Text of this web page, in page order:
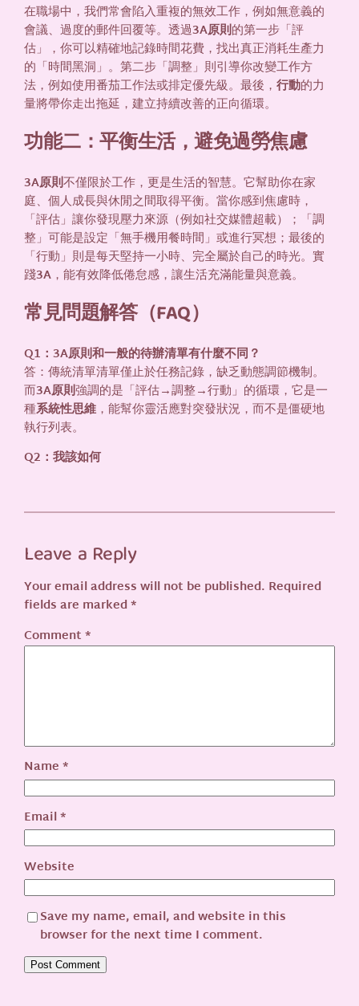
在職場中，我們常會陷入重複的無效工作，例如無意義的
會議、過度的郵件回覆等。透過3A原則的第一步「評
估」，你可以精確地記錄時間花費，找出真正消耗生產力
的「時間黑洞」。第二步「調整」則引導你改變工作方
法，例如使用番茄工作法或排定優先級。最後，行動的力
量將帶你走出拖延，建立持續改善的正向循環。
功能二：平衡生活，避免過勞焦慮
3A原則不僅限於工作，更是生活的智慧。它幫助你在家
庭、個人成長與休閒之間取得平衡。當你感到焦慮時，
「評估」讓你發現壓力來源（例如社交媒體超載）；「調
整」可能是設定「無手機用餐時間」或進行冥想；最後的
「行動」則是每天堅持一小時、完全屬於自己的時光。實
踐3A ，能有效降低倦怠感，讓生活充滿能量與意義。
常見問題解答（FAQ）
Q1：3A原則和一般的待辦清單有什麼不同？
答：傳統清單清單僅止於任務記錄，缺乏動態調節機制。
而3A原則強調的是「評估→調整→行動」的循環，它是一
種系統性思維 ，能幫你靈活應對突發狀況，而不是僵硬地
執行列表。
Q2：我該如何
Leave a Reply
Your email address will not be published. Required
fields are marked*
Comment*
Name*
Email*
Website
Save my name, email, and website in this
browser for the next time I comment.